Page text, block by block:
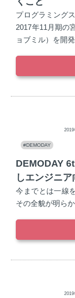
プログラミング
2017年11月期の
ョブミル）を開
2019
#DEMODAY
DEMODAY
しエンジニ
今までとは一線
その全貌が明ら
2019